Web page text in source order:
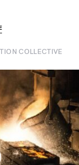
COLLECTIVE